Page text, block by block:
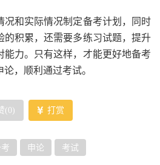
况和实际情况制定备考计划，同时
的积累，还需要多练习试题，提升
能力。只有这样，才能更好地备考
，顺利通过考试。
( 0 ) 打赏
申论 考试